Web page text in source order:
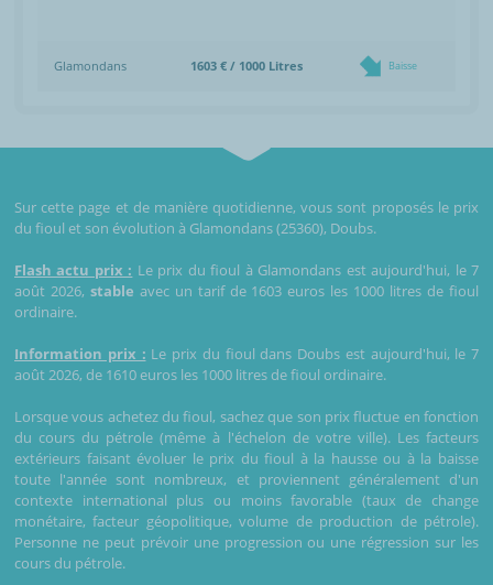
Glamondans 1603 € / 1000 Litres Baisse
Sur cette page et de manière quotidienne, vous sont proposés le prix
du fioul et son évolution à Glamondans (25360), Doubs.
Flash actu prix : Le prix du fioul à Glamondans est aujourd'hui, le 7
août 2026, stable avec un tarif de 1603 euros les 1000 litres de fioul
ordinaire.
Information prix : Le prix du fioul dans Doubs est aujourd'hui, le 7
août 2026, de 1610 euros les 1000 litres de fioul ordinaire.
Lorsque vous achetez du fioul, sachez que son prix fluctue en fonction
du cours du pétrole (même à l'échelon de votre ville). Les facteurs
extérieurs faisant évoluer le prix du fioul à la hausse ou à la baisse
toute l'année sont nombreux, et proviennent généralement d'un
contexte international plus ou moins favorable (taux de change
monétaire, facteur géopolitique, volume de production de pétrole).
Personne ne peut prévoir une progression ou une régression sur les
cours du pétrole.